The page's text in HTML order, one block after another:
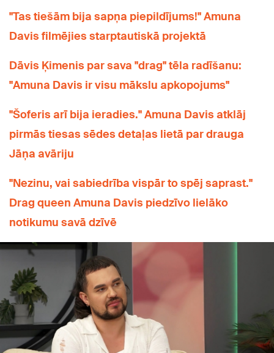
"Tas tiešām bija sapņa piepildījums!" Amuna
Davis filmējies starptautiskā projektā
Dāvis Ķimenis par sava "drag" tēla radīšanu:
"Amuna Davis ir visu mākslu apkopojums"
"Šoferis arī bija ieradies." Amuna Davis atklāj
pirmās tiesas sēdes detaļas lietā par drauga
Jāņa avāriju
"Nezinu, vai sabiedrība vispār to spēj saprast."
Drag queen Amuna Davis piedzīvo lielāko
notikumu savā dzīvē